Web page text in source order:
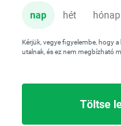
nap hét hónap
Kérjük, vegye figyelembe, hogy
utalnak, és ez nem megbízható
Töltse